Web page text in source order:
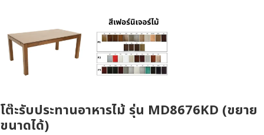
โต๊ะรับประทานอาหารไม้ รุ่น MD8676KD (ขยาย
ขนาดได้)